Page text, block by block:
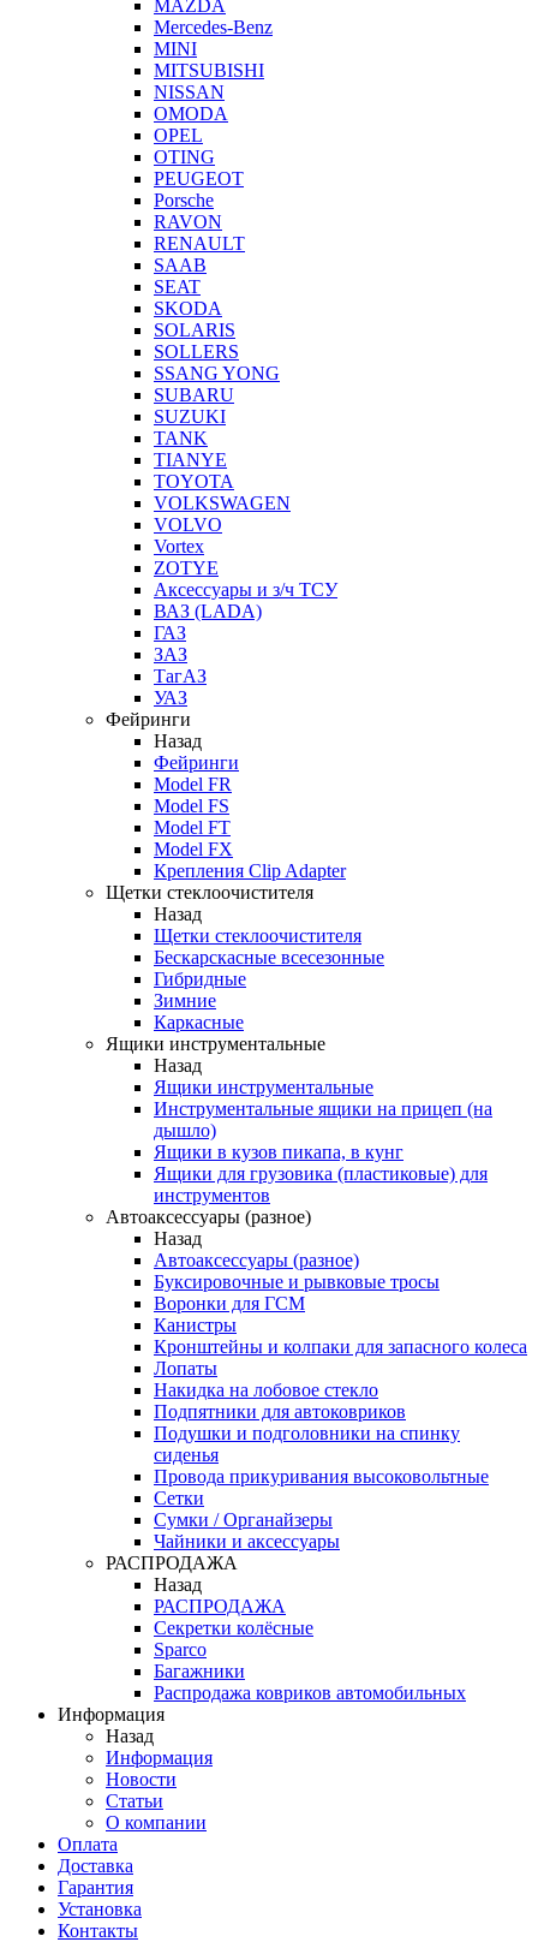
MAZDA
Mercedes-Benz
MINI
MITSUBISHI
NISSAN
OMODA
OPEL
OTING
PEUGEOT
Porsche
RAVON
RENAULT
SAAB
SEAT
SKODA
SOLARIS
SOLLERS
SSANG YONG
SUBARU
SUZUKI
TANK
TIANYE
TOYOTA
VOLKSWAGEN
VOLVO
Vortex
ZOTYE
Аксессуары и з/ч ТСУ
ВАЗ (LADA)
ГАЗ
ЗАЗ
ТагАЗ
УАЗ
Фейринги
Назад
Фейринги
Model FR
Model FS
Model FT
Model FX
Крепления Clip Adapter
Щетки стеклоочистителя
Назад
Щетки стеклоочистителя
Бескарскасные всесезонные
Гибридные
Зимние
Каркасные
Ящики инструментальные
Назад
Ящики инструментальные
Инструментальные ящики на прицеп (на
дышло)
Ящики в кузов пикапа, в кунг
Ящики для грузовика (пластиковые) для
инструментов
Автоаксессуары (разное)
Назад
Автоаксессуары (разное)
Буксировочные и рывковые тросы
Воронки для ГСМ
Канистры
Кронштейны и колпаки для запасного колеса
Лопаты
Накидка на лобовое стекло
Подпятники для автоковриков
Подушки и подголовники на спинку
сиденья
Провода прикуривания высоковольтные
Сетки
Сумки / Органайзеры
Чайники и аксессуары
РАСПРОДАЖА
Назад
РАСПРОДАЖА
Секретки колёсные
Sparco
Багажники
Распродажа ковриков автомобильных
Информация
Назад
Информация
Новости
Статьи
О компании
Оплата
Доставка
Гарантия
Установка
Контакты